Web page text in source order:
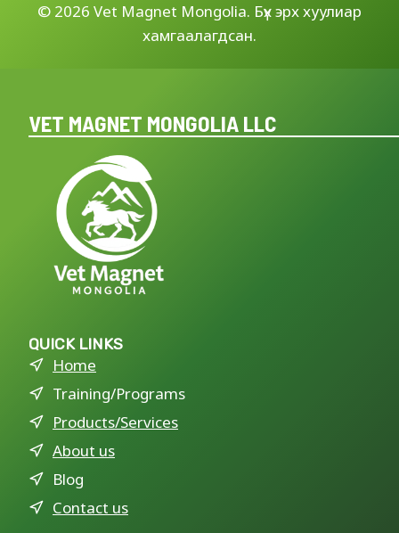
© 2026 Vet Magnet Mongolia. Бүх эрх хуулиар
хамгаалагдсан.
VET MAGNET MONGOLIA LLC
QUICK LINKS
Home
Training/Programs
Products/Services
About us
Blog
Contact us